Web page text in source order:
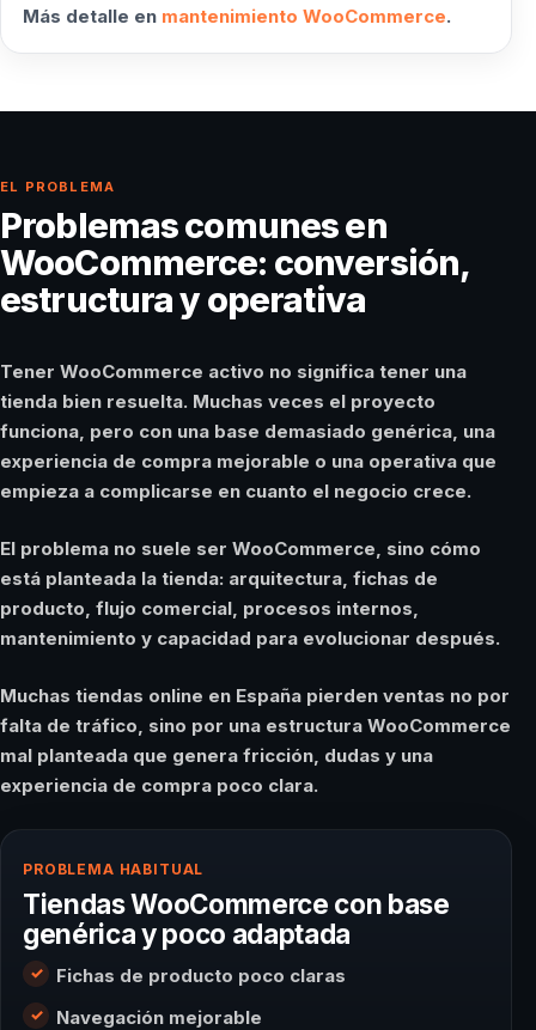
Más detalle en mantenimiento WooCommerce.
EL PROBLEMA
Problemas comunes en
WooCommerce: conversión,
estructura y operativa
Tener WooCommerce activo no significa tener una
tienda bien resuelta. Muchas veces el proyecto
funciona, pero con una base demasiado genérica, una
experiencia de compra mejorable o una operativa que
empieza a complicarse en cuanto el negocio crece.
El problema no suele ser WooCommerce, sino cómo
está planteada la tienda: arquitectura, fichas de
producto, flujo comercial, procesos internos,
mantenimiento y capacidad para evolucionar después.
Muchas tiendas online en España pierden ventas no por
falta de tráfico, sino por una estructura WooCommerce
mal planteada que genera fricción, dudas y una
experiencia de compra poco clara.
PROBLEMA HABITUAL
Tiendas WooCommerce con base
genérica y poco adaptada
Fichas de producto poco claras
Navegación mejorable